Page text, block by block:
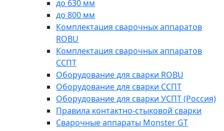
до 630 мм
до 800 мм
Комплектация сварочных аппаратов
ROBU
Комплектация сварочных аппаратов
ССПТ
Оборудование для сварки ROBU
Оборудование для сварки ССПТ
Оборудование для сварки УСПТ (Россия)
Правила контактно-стыковой сварки
Сварочные аппараты Monster GT